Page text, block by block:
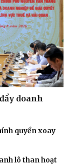
doanh
quyền xoay
lô than hoạt